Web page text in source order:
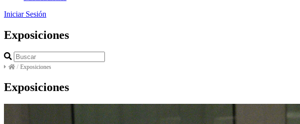
Iniciar Sesión
Exposiciones
/ Exposiciones
Exposiciones